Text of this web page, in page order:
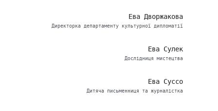
Ева Дворжакова
Директорка департаменту культурної дипломатії
Ева Сулек
Дослідниця мистецтва
Ева Суссо
Дитяча письменниця та журналістка